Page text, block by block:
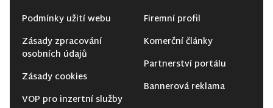
Podmínky užití webu
Zásady zpracování
osobních údajů
Zásady cookies
VOP pro inzertní služby
Firemní profil
Komerční články
Partnerství portálu
Bannerová reklama